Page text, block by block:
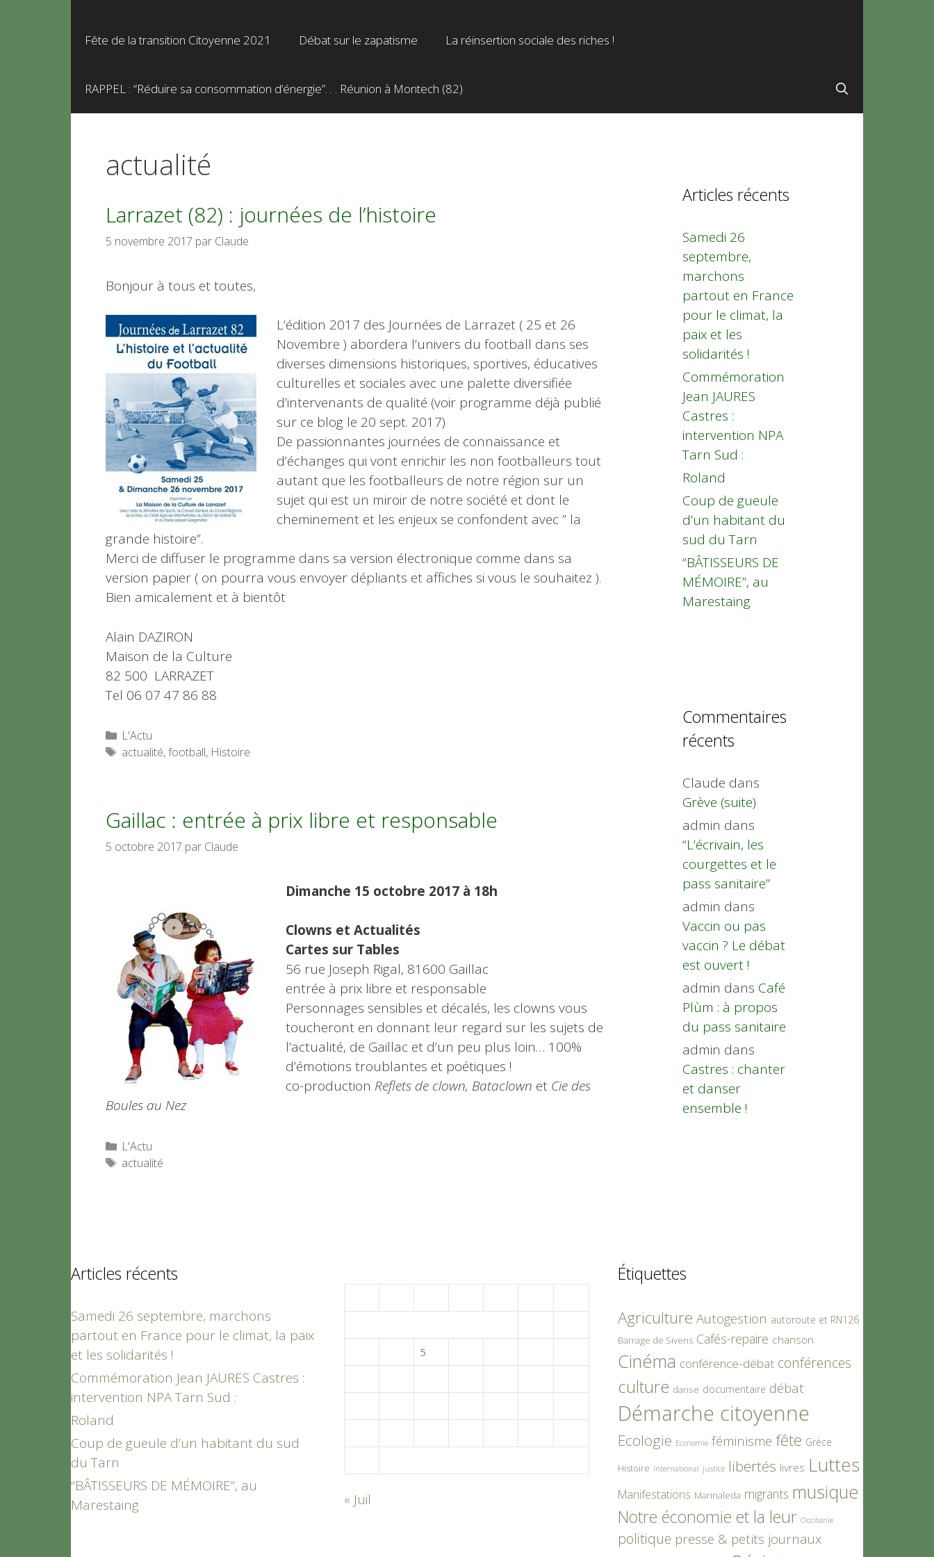
Fête de la transition Citoyenne 2021 Débat sur le zapatisme La réinsertion sociale des riches !
RAPPEL : “Réduire sa consommation d’énergie”. . . Réunion à Montech (82)
actualité
Larrazet (82) : journées de l’histoire
5 novembre 2017 par Claude
Bonjour à tous et toutes,
L’édition 2017 des Journées de Larrazet ( 25 et 26
Novembre ) abordera l’univers du football dans ses
diverses dimensions historiques, sportives, éducatives
culturelles et sociales avec une palette diversifiée
d’intervenants de qualité (voir programme déjà publié
sur ce blog le 20 sept. 2017)
De passionnantes journées de connaissance et
d’échanges qui vont enrichir les non footballeurs tout
autant que les footballeurs de notre région sur un
sujet qui est un miroir de notre société et dont le
cheminement et les enjeux se confondent avec ” la
grande histoire”.
Merci de diffuser le programme dans sa version électronique comme dans sa
version papier ( on pourra vous envoyer dépliants et affiches si vous le souhaitez ).
Bien amicalement et à bientôt
Alain DAZIRON
Maison de la Culture
82 500 LARRAZET
Tel 06 07 47 86 88
Catégories
L'Actu
Étiquettes
actualité,football, Histoire
Gaillac : entrée à prix libre et responsable
5 octobre 2017 par Claude
Dimanche 15 octobre 2017 à 18h
Clowns et Actualités
Cartes sur Tables
56 rue Joseph Rigal, 81600 Gaillac
entrée à prix libre et responsable
Personnages sensibles et décalés, les clowns vous
toucheront en donnant leur regard sur les sujets de
l’actualité, de Gaillac et d’un peu plus loin… 100%
d’émotions troublantes et poétiques !
co-production Reflets de clown, Bataclown et Cie des
Boules au Nez
Catégories
L'Actu
Étiquettes
actualité
Articles récents
Samedi 26
septembre,
marchons
partout en France
pour le climat, la
paix et les
solidarités !
Commémoration
Jean JAURES
Castres :
intervention NPA
Tarn Sud :
Roland
Coup de gueule
d’un habitant du
sud du Tarn
“BÂTISSEURS DE
MÉMOIRE”, au
Marestaing
Commentaires
récents
Claude dans
Grève (suite)
admin dans
“L’écrivain, les
courgettes et le
pass sanitaire”
admin dans
Vaccin ou pas
vaccin ? Le débat
est ouvert !
admin dans Café
Plùm : à propos
du pass sanitaire
admin dans
Castres : chanter
et danser
ensemble !
Articles récents
Samedi 26 septembre, marchons
partout en France pour le climat, la paix
et les solidarités !
Commémoration Jean JAURES Castres :
intervention NPA Tarn Sud :
Roland
Coup de gueule d’un habitant du sud
du Tarn
“BÂTISSEURS DE MÉMOIRE”, au
Marestaing
5
« Juil
Étiquettes
Agriculture Autogestion autoroute et RN126
Barrage de Sivens Cafés-repaire chanson
Cinéma conférence-débat conférences
culture danse documentaire débat
Démarche citoyenne
Ecologie Economie féminisme fête Grèce
Histoire International justice libertés livres Luttes
Manifestations Marinaleda migrants musique
Notre économie et la leur Occitanie
politique presse & petits journaux